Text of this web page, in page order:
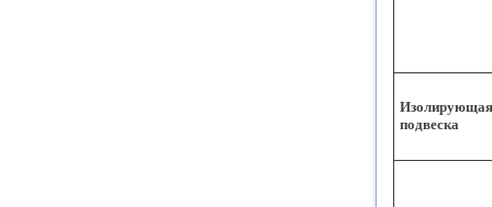
Изолирующая
подвеска